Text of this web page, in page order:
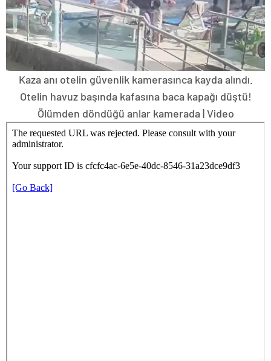
Kaza anı otelin güvenlik kamerasınca kayda alındı.
Otelin havuz başında kafasına baca kapağı düştü!
Ölümden döndüğü anlar kamerada | Video